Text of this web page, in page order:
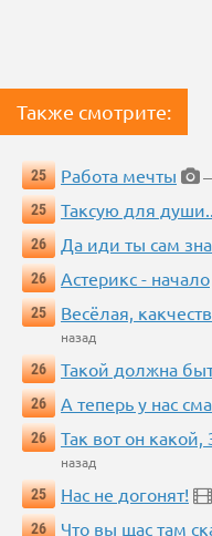
Также смотрите:
25 Работа мечты
25
Таксую для
26
Да иди ты сам
26
Астерикс - начало
25
Весёлая,
назад
26
Такой должна
26
А теперь у нас
26
Так вот он
назад
25
Нас не догонят!
26
Что вы щас там